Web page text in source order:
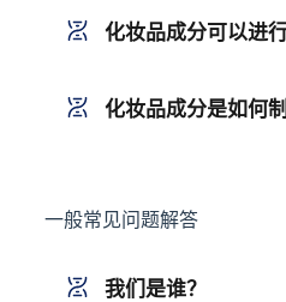
化妆品成分可以进
化妆品成分是如何
一般常见问题解答
我们是谁？